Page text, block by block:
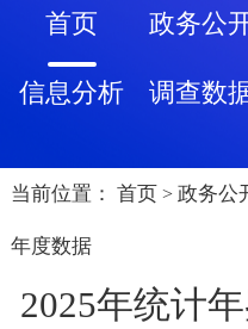
首页 政务公
信息分析 调查数
当前位置： 首页 > 政务公
年度数据
2025年统计